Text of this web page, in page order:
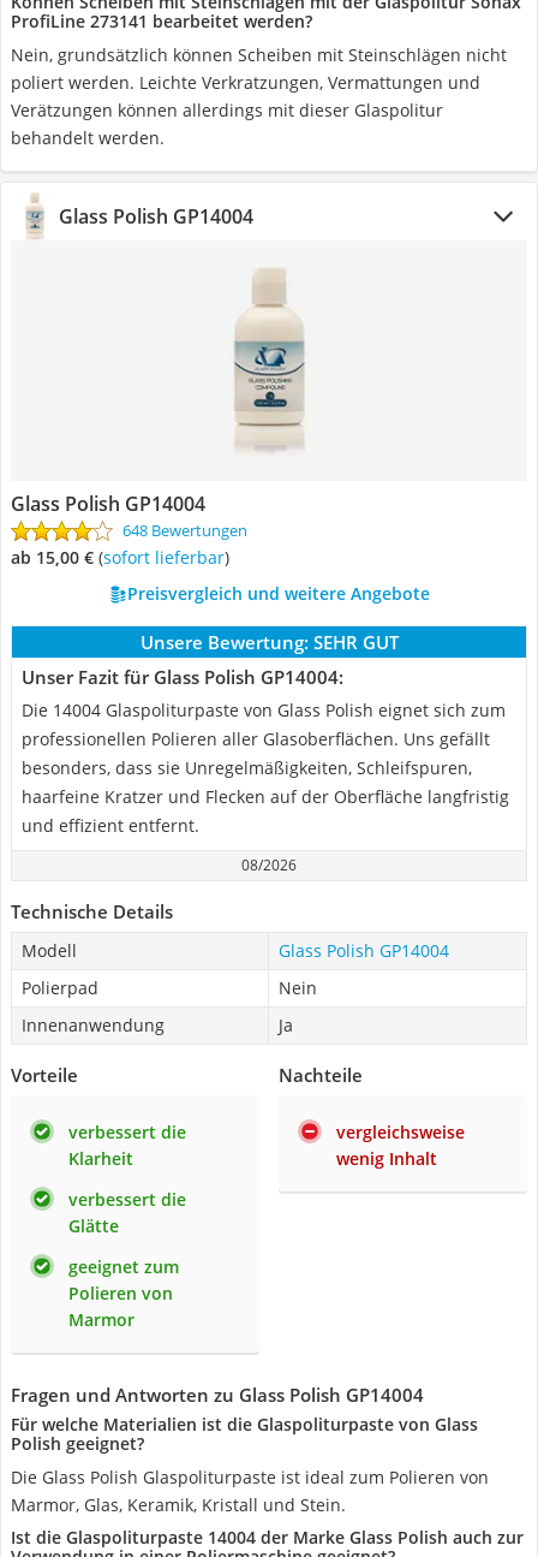
ProfiLine 273141 bearbeitet werden?
Nein, grundsätzlich können Scheiben mit Steinschlägen nicht
poliert werden. Leichte Verkratzungen, Vermattungen und
Verätzungen können allerdings mit dieser Glaspolitur
behandelt werden.
Glass Polish GP14004
Glass Polish GP14004
648 Bewertungen
ab 15,00 € ( Sofort lieferbar)
Preisvergleich und weitere Angebote
Unsere Bewertung: SEHR GUT
Unser Fazit für Glass Polish GP14004:
Die 14004 Glaspoliturpaste von Glass Polish eignet sich zum
professionellen Polieren aller Glasoberflächen. Uns gefällt
besonders, dass sie Unregelmäßigkeiten, Schleifspuren,
haarfeine Kratzer und Flecken auf der Oberfläche langfristig
und effizient entfernt.
08/2026
Technische Details
Modell
Glass Polish GP14004
Polierpad
Nein
Innenanwendung
Ja
Vorteile
verbessert die
Klarheit
verbessert die
Glätte
geeignet zum
Polieren von
Marmor
Nachteile
vergleichsweise
wenig Inhalt
Fragen und Antworten zu Glass Polish GP14004
Für welche Materialien ist die Glaspoliturpaste von Glass
Polish geeignet?
Die Glass Polish Glaspoliturpaste ist ideal zum Polieren von
Marmor, Glas, Keramik, Kristall und Stein.
Ist die Glaspoliturpaste 14004 der Marke Glass Polish auch zur